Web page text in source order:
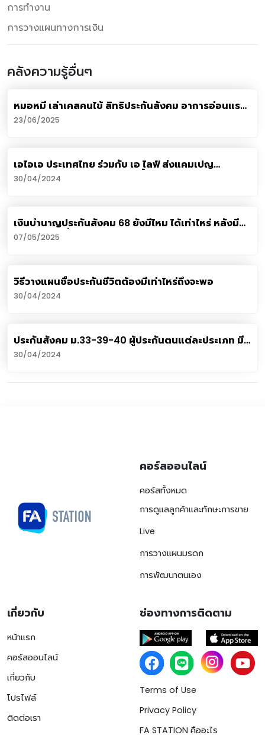
การทำงาน
การวางแผนทางการเงิน
คลังความรู้อื่นๆ
หมอหมี เล่าเคสคนไข้ สิทธิประกันสังคม อาการอ่อนแรง
ปวดร้าวลงแขน-ขา แต่ต้องรอทำ MRI 2 ปี
23/06/2025
เอไอเอ ประเทศไทย ร่วมกับ เอ ไลฟ์ ส่งแคมเปญ
“กรมธรรม์ประกันภัยกลุ่มแฮปปี้สงกรานต์ (ไมโครอินชัว
รันส์)” มอบกรมธรรม์อุบัติเหตุฟรี ด้วยวงเงินคุ้มครอง
30/04/2024
เงินบำนาญประกันสังคม 68 ยังมีไหม ได้เท่าไหร่ หลังมี
กระแสข่าวเสี่ยงล้มละลาย
07/05/2025
วิธีวางแผนซื้อประกันชีวิตต้องมีเท่าไหร่ถึงจะพอ​
30/04/2024
ประกันสังคม ม.33-39-40 ผู้ประกันตนแต่ละประเภท มี
สิทธิต่างกันอย่างไร?
30/04/2024
คอร์สออนไลน์
คอร์สทั้งหมด
การดูแลลูกค้าและทักษะการขาย
Live
การวางแผนมรดก
การพัฒนาตนเอง
เกี่ยวกับ
หน้าแรก
คอร์สออนไลน์
เกี่ยวกับ
โปรไฟล์
ติดต่อเรา
ช่องทางการติดตาม
Terms of Use
Privacy Policy
FA STATION คืออะไร